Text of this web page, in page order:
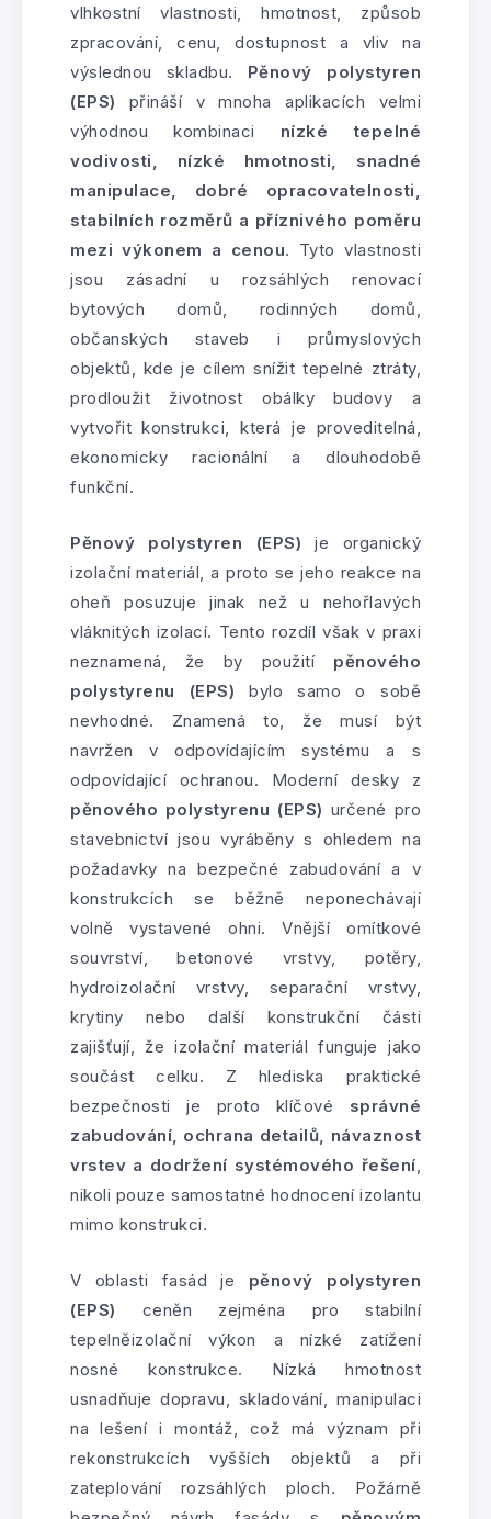
vlhkostní vlastnosti, hmotnost, způsob
zpracování, cenu, dostupnost a vliv na
výslednou skladbu. Pěnový polystyren
(EPS) přináší v mnoha aplikacích velmi
výhodnou kombinaci nízké tepelné
vodivosti, nízké hmotnosti, snadné
manipulace, dobré opracovatelnosti,
stabilních rozměrů a příznivého poměru
mezi výkonem a cenou. Tyto vlastnosti
jsou zásadní u rozsáhlých renovací
bytových domů, rodinných domů,
občanských staveb i průmyslových
objektů, kde je cílem snížit tepelné ztráty,
prodloužit životnost obálky budovy a
vytvořit konstrukci, která je proveditelná,
ekonomicky racionální a dlouhodobě
funkční.
Pěnový polystyren (EPS) je organický
izolační materiál, a proto se jeho reakce na
oheň posuzuje jinak než u nehořlavých
vláknitých izolací. Tento rozdíl však v praxi
neznamená, že by použití pěnového
polystyrenu (EPS) bylo samo o sobě
nevhodné. Znamená to, že musí být
navržen v odpovídajícím systému a s
odpovídající ochranou. Moderní desky z
pěnového polystyrenu (EPS) určené pro
stavebnictví jsou vyráběny s ohledem na
požadavky na bezpečné zabudování a v
konstrukcích se běžně neponechávají
volně vystavené ohni. Vnější omítkové
souvrství, betonové vrstvy, potěry,
hydroizolační vrstvy, separační vrstvy,
krytiny nebo další konstrukční části
zajišťují, že izolační materiál funguje jako
součást celku. Z hlediska praktické
bezpečnosti je proto klíčové správné
zabudování, ochrana detailů, návaznost
vrstev a dodržení systémového řešení,
nikoli pouze samostatné hodnocení izolantu
mimo konstrukci.
V oblasti fasád je pěnový polystyren
(EPS) ceněn zejména pro stabilní
tepelněizolační výkon a nízké zatížení
nosné konstrukce. Nízká hmotnost
usnadňuje dopravu, skladování, manipulaci
na lešení i montáž, což má význam při
rekonstrukcích vyšších objektů a při
zateplování rozsáhlých ploch. Požárně